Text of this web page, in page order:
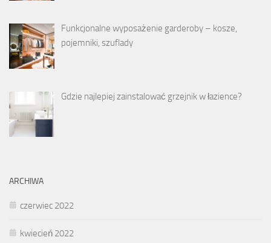
Funkcjonalne wyposażenie garderoby – kosze,
pojemniki, szuflady
Gdzie najlepiej zainstalować grzejnik w łazience?
ARCHIWA
czerwiec 2022
kwiecień 2022